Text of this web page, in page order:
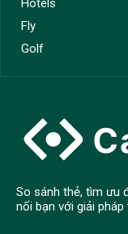
Hotels
Fly
Golf
So sánh thẻ, tìm ưu
nối bạn với giải